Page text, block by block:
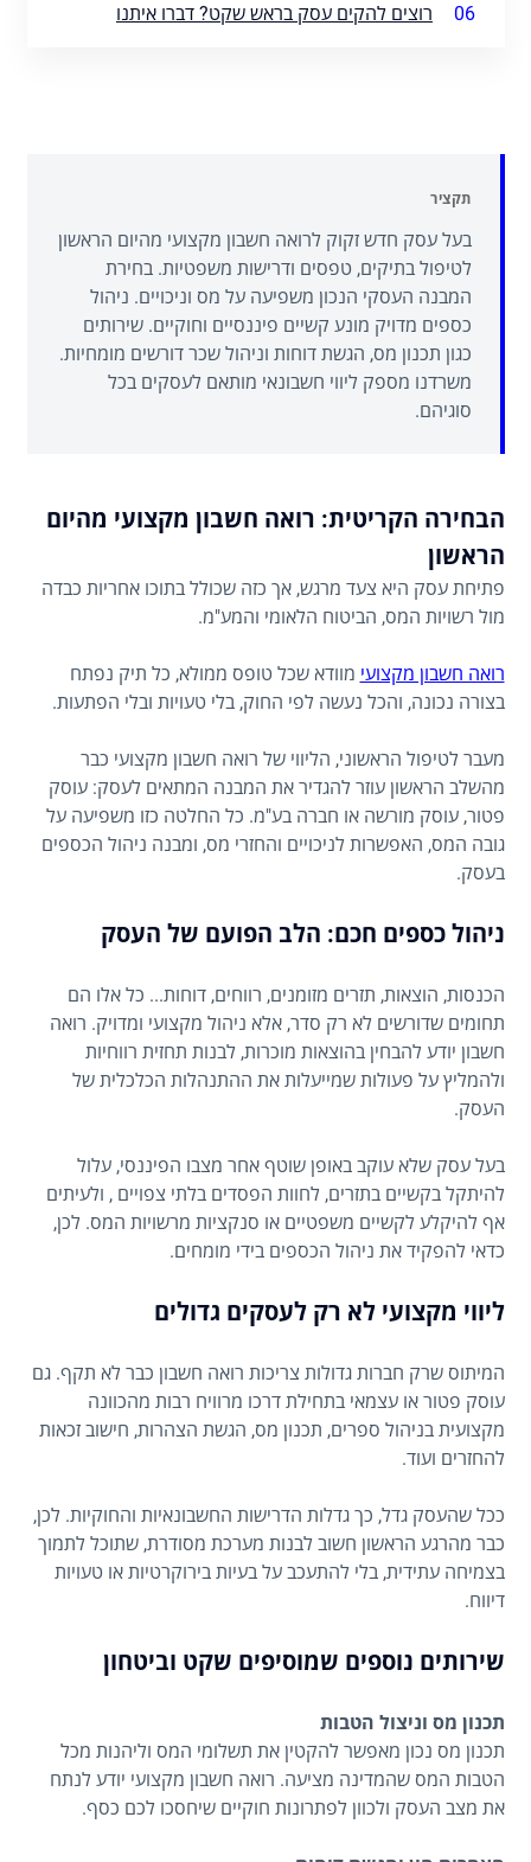
06 רוצים להקים עסק בראש שקט? דברו איתנו
תקציר
בעל עסק חדש זקוק לרואה חשבון מקצועי מהיום הראשון
לטיפול בתיקים, טפסים ודרישות משפטיות. בחירת
המבנה העסקי הנכון משפיעה על מס וניכויים. ניהול
כספים מדויק מונע קשיים פיננסיים וחוקיים. שירותים
כגון תכנון מס, הגשת דוחות וניהול שכר דורשים מומחיות.
משרדנו מספק ליווי חשבונאי מותאם לעסקים בכל
סוגיהם.
הבחירה הקריטית: רואה חשבון מקצועי מהיום
הראשון
פתיחת עסק היא צעד מרגש, אך כזה שכולל בתוכו אחריות כבדה
מול רשויות המס, הביטוח הלאומי והמע"מ.
רואה חשבון מקצועי מוודא שכל טופס ממולא, כל תיק נפתח
בצורה נכונה, והכל נעשה לפי החוק, בלי טעויות ובלי הפתעות.
מעבר לטיפול הראשוני, הליווי של רואה חשבון מקצועי כבר
מהשלב הראשון עוזר להגדיר את המבנה המתאים לעסק: עוסק
פטור, עוסק מורשה או חברה בע"מ. כל החלטה כזו משפיעה על
גובה המס, האפשרות לניכויים והחזרי מס, ומבנה ניהול הכספים
בעסק.
ניהול כספים חכם: הלב הפועם של העסק
הכנסות, הוצאות, תזרים מזומנים, רווחים, דוחות... כל אלו הם
תחומים שדורשים לא רק סדר, אלא ניהול מקצועי ומדויק. רואה
חשבון יודע להבחין בהוצאות מוכרות, לבנות תחזית רווחיות
ולהמליץ על פעולות שמייעלות את ההתנהלות הכלכלית של
העסק.
בעל עסק שלא עוקב באופן שוטף אחר מצבו הפיננסי, עלול
להיתקל בקשיים בתזרים, לחוות הפסדים בלתי צפויים , ולעיתים
אף להיקלע לקשיים משפטיים או סנקציות מרשויות המס. לכן,
כדאי להפקיד את ניהול הכספים בידי מומחים.
ליווי מקצועי לא רק לעסקים גדולים
המיתוס שרק חברות גדולות צריכות רואה חשבון כבר לא תקף. גם
עוסק פטור או עצמאי בתחילת דרכו מרוויח רבות מהכוונה
מקצועית בניהול ספרים, תכנון מס, הגשת הצהרות, חישוב זכאות
להחזרים ועוד.
ככל שהעסק גדל, כך גדלות הדרישות החשבונאיות והחוקיות. לכן,
כבר מהרגע הראשון חשוב לבנות מערכת מסודרת, שתוכל לתמוך
בצמיחה עתידית, בלי להתעכב על בעיות בירוקרטיות או טעויות
דיווח.
שירותים נוספים שמוסיפים שקט וביטחון
תכנון מס וניצול הטבות
תכנון מס נכון מאפשר להקטין את תשלומי המס וליהנות מכל
הטבות המס שהמדינה מציעה. רואה חשבון מקצועי יודע לנתח
את מצב העסק ולכוון לפתרונות חוקיים שיחסכו לכם כסף.